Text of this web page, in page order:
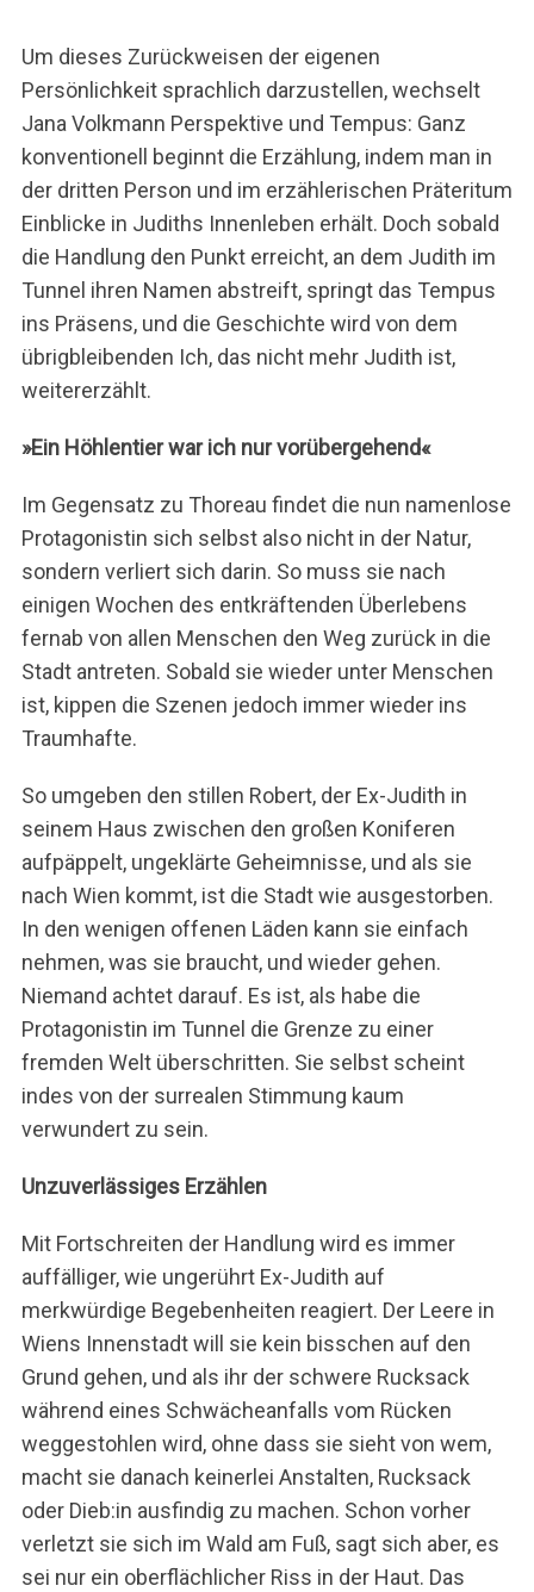
Um dieses Zurückweisen der eigenen
Persönlichkeit sprachlich darzustellen, wechselt
Jana Volkmann Perspektive und Tempus: Ganz
konventionell beginnt die Erzählung, indem man in
der dritten Person und im erzählerischen Präteritum
Einblicke in Judiths Innenleben erhält. Doch sobald
die Handlung den Punkt erreicht, an dem Judith im
Tunnel ihren Namen abstreift, springt das Tempus
ins Präsens, und die Geschichte wird von dem
übrigbleibenden Ich, das nicht mehr Judith ist,
weitererzählt.
»Ein Höhlentier war ich nur vorübergehend«
Im Gegensatz zu Thoreau findet die nun namenlose
Protagonistin sich selbst also nicht in der Natur,
sondern verliert sich darin. So muss sie nach
einigen Wochen des entkräftenden Überlebens
fernab von allen Menschen den Weg zurück in die
Stadt antreten. Sobald sie wieder unter Menschen
ist, kippen die Szenen jedoch immer wieder ins
Traumhafte.
So umgeben den stillen Robert, der Ex-Judith in
seinem Haus zwischen den großen Koniferen
aufpäppelt, ungeklärte Geheimnisse, und als sie
nach Wien kommt, ist die Stadt wie ausgestorben.
In den wenigen offenen Läden kann sie einfach
nehmen, was sie braucht, und wieder gehen.
Niemand achtet darauf. Es ist, als habe die
Protagonistin im Tunnel die Grenze zu einer
fremden Welt überschritten. Sie selbst scheint
indes von der surrealen Stimmung kaum
verwundert zu sein.
Unzuverlässiges Erzählen
Mit Fortschreiten der Handlung wird es immer
auffälliger, wie ungerührt Ex-Judith auf
merkwürdige Begebenheiten reagiert. Der Leere in
Wiens Innenstadt will sie kein bisschen auf den
Grund gehen, und als ihr der schwere Rucksack
während eines Schwächeanfalls vom Rücken
weggestohlen wird, ohne dass sie sieht von wem,
macht sie danach keinerlei Anstalten, Rucksack
oder Dieb:in ausfindig zu machen. Schon vorher
verletzt sie sich im Wald am Fuß, sagt sich aber, es
sei nur ein oberflächlicher Riss in der Haut. Das
u
c
h